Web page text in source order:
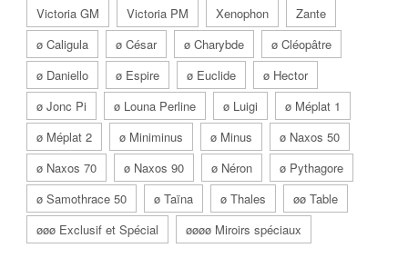
Victoria GM
Victoria PM Xenophon
Zante
ø Caligula
ø César ø Charybde
ø Cléopâtre
ø Daniello
ø Espire ø Euclide
ø Hector
ø Jonc Pi
ø Louna Perline ø Luigi
ø Méplat 1
ø Méplat 2
ø Miniminus ø Minus
ø Naxos 50
ø Naxos 70
ø Naxos 90 ø Néron
ø Pythagore
ø Samothrace 50
ø Taïna ø Thales
øø Table
øøø Exclusif et Spécial
øøøø Miroirs spéciaux